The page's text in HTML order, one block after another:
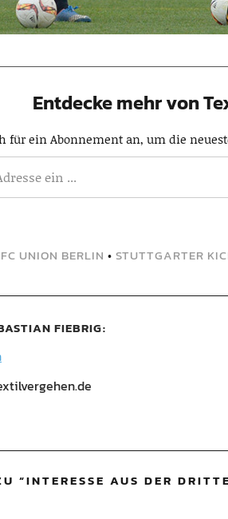
Entdecke mehr von
für ein Abonnement an, um die
UNION BERLIN • STUTTGARTER
FIEBRIG
“INTERESSE AUS DER